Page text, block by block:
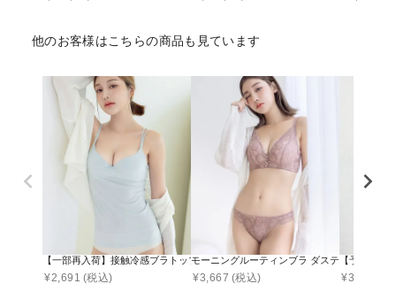
他のお客様はこちらの商品も見ています
【一部再入荷】接触冷感ブラトップ 深V型/U型/汗取りパッド付き 選べる3タイ
¥2,691 (税込)
モーニングルーティンブラ ダスティフルール
¥3,667 (税込)
【予約販売
¥3,290